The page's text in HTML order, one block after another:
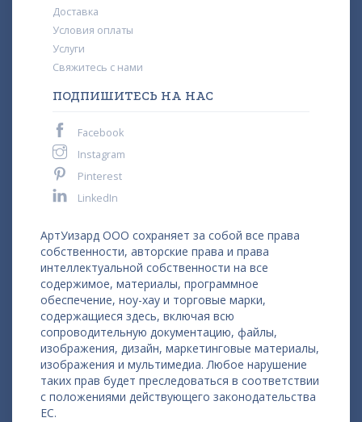
Доставка
Условия оплаты
Услуги
Свяжитесь с нами
ПОДПИШИТЕСЬ НА НАС
Facebook
Instagram
Pinterest
LinkedIn
АртУизард ООО сохраняет за собой все права
собственности, авторские права и права
интеллектуальной собственности на все
содержимое, материалы, программное
обеспечение, ноу-хау и торговые марки,
содержащиеся здесь, включая всю
сопроводительную документацию, файлы,
изображения, дизайн, маркетинговые материалы,
изображения и мультимедиа. Любое нарушение
таких прав будет преследоваться в соответствии
с положениями действующего законодательства
ЕС.